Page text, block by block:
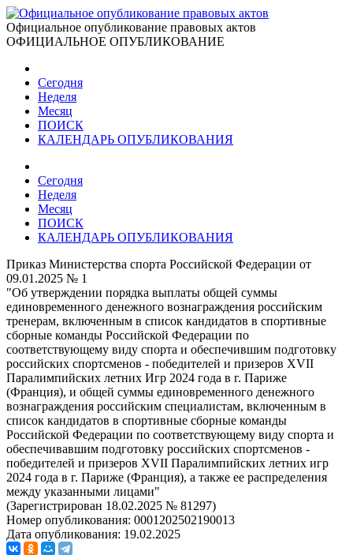
Официальное опубликование правовых актов
ОФИЦИАЛЬНОЕ ОПУБЛИКОВАНИЕ
Сегодня
Неделя
Месяц
ПОИСК
КАЛЕНДАРЬ ОПУБЛИКОВАНИЯ
Сегодня
Неделя
Месяц
ПОИСК
КАЛЕНДАРЬ ОПУБЛИКОВАНИЯ
Приказ Министерства спорта Российской Федерации от
09.01.2025 № 1
"Об утверждении порядка выплаты общей суммы
единовременного денежного вознаграждения российским
тренерам, включенным в список кандидатов в спортивные
сборные команды Российской Федерации по
соответствующему виду спорта и обеспечившим подготовку
российских спортсменов - победителей и призеров ХVII
Паралимпийских летних Игр 2024 года в г. Париже
(Франция), и общей суммы единовременного денежного
вознаграждения российским специалистам, включенным в
список кандидатов в спортивные сборные команды
Российской Федерации по соответствующему виду спорта и
обеспечивавшим подготовку российских спортсменов -
победителей и призеров ХVII Паралимпийских летних игр
2024 года в г. Париже (Франция), а также ее распределения
между указанными лицами"
(Зарегистрирован 18.02.2025 № 81297)
Номер опубликования: 0001202502190013
Дата опубликования: 19.02.2025